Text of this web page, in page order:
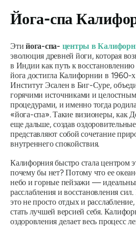
Йога-спа
Этийога-спа- центры в
эволюция древней йоги, которая
в Индии как путь к восстановлению
йога достигла Калифорнии в 1960-х
Институт Эсален в Биг-Суре,
горячими источниками и
процедурами, и именно тогда
«йога-спа». Такие визионеры, как
еще дальше, создав
представляют собой сочетание
внутреннего спокойствия.
Калифорния быстро стала центром
почему бы нет? Потому что ее
небо и горные пейзажи —
расслабления и восстановления
это не просто отдых и
стать лучшей версией себя.
оздоровления делает весь процесс